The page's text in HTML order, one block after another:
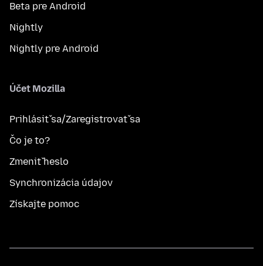
Beta pre Android
Nightly
Nightly pre Android
Účet Mozilla
Prihlásiť sa/Zaregistrovať sa
Čo je to?
Zmeniť heslo
Synchronizácia údajov
Získajte pomoc